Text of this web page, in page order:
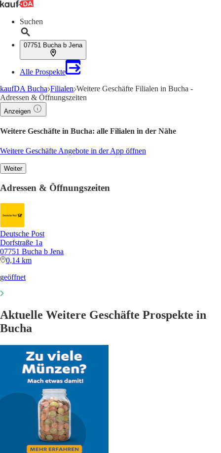
Suchen
07751 Bucha b Jena
Alle Prospekte
kaufDA Bucha Filialen Weitere Geschäfte Filialen in Bucha -
Adressen & Öffnungszeiten
Anzeigen
Weitere Geschäfte in Bucha: alle Filialen in der Nähe
Weitere Geschäfte Angebote in der App öffnen
Weiter
Adressen & Öffnungszeiten
Deutsche Post
Dorfstraße 1a
07751 Bucha b Jena
0,14 km
geöffnet
Aktuelle Weitere Geschäfte Prospekte in
Bucha